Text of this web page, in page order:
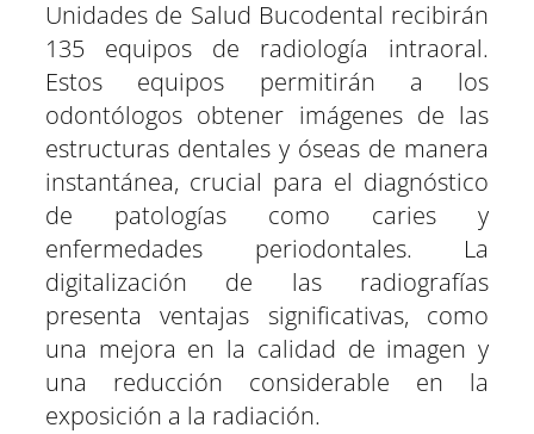
Unidades de Salud Bucodental recibirán
135 equipos de radiología intraoral.
Estos equipos permitirán a los
odontólogos obtener imágenes de las
estructuras dentales y óseas de manera
instantánea, crucial para el diagnóstico
de patologías como caries y
enfermedades periodontales. La
digitalización de las radiografías
presenta ventajas significativas, como
una mejora en la calidad de imagen y
una reducción considerable en la
exposición a la radiación.